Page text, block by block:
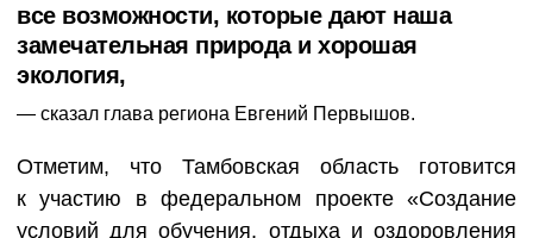
все возможности, которые дают наша
замечательная природа и хорошая
экология,
сказал глава региона Евгений Первышов.
Отметим, что Тамбовская область готовится
к участию в федеральном проекте «Создание
условий для обучения, отдыха и оздоровления